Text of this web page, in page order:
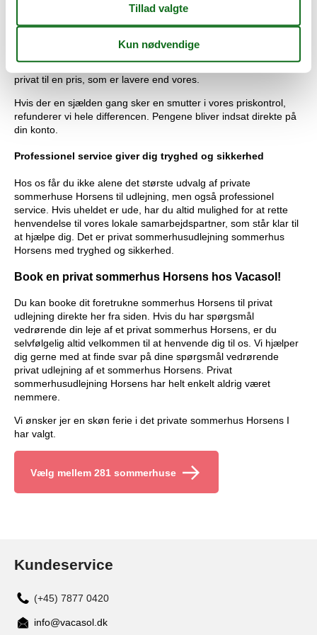
Privat udlejning af sommerhus Horsens med prisgaranti
Alle sommerhuse der udlejes gennem os er dækket ind af vores
prisgaranti. Vi står inde for at der ikke er én eneste af vores
konkurrenter, som udlejer dit foretrukne sommerhus Horsens
privat til en pris, som er lavere end vores.
Hvis der en sjælden gang sker en smutter i vores priskontrol,
refunderer vi hele differencen. Pengene bliver indsat direkte på
din konto.
Professionel service giver dig tryghed og sikkerhed
Hos os får du ikke alene det største udvalg af private
sommerhuse Horsens til udlejning, men også professionel
service. Hvis uheldet er ude, har du altid mulighed for at rette
henvendelse til vores lokale samarbejdspartner, som står klar til
at hjælpe dig. Det er privat sommerhusudlejning sommerhus
Horsens med tryghed og sikkerhed.
Book en privat sommerhus Horsens hos Vacasol!
Du kan booke dit foretrukne sommerhus Horsens til privat
udlejning direkte her fra siden. Hvis du har spørgsmål
vedrørende din leje af et privat sommerhus Horsens, er du
selvfølgelig altid velkommen til at henvende dig til os. Vi hjælper
dig gerne med at finde svar på dine spørgsmål vedrørende
privat udlejning af et sommerhus Horsens. Privat
sommerhusudlejning Horsens har helt enkelt aldrig været
nemmere.
Vi ønsker jer en skøn ferie i det private sommerhus Horsens I
har valgt.
Vælg mellem 281 sommerhuse
Kundeservice
(+45) 7877 0420
info@vacasol.dk